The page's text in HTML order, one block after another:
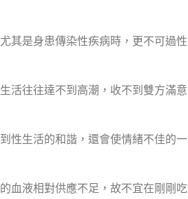
其是身患傳染性疾病時，更不可過性
活往往達不到高潮，收不到雙方滿意
性生活的和諧，還會使情緒不佳的一
血液相對供應不足，故不宜在剛剛吃